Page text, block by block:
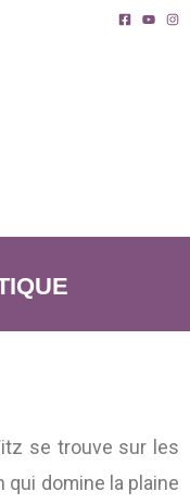
se trouve sur les
domine la plaine